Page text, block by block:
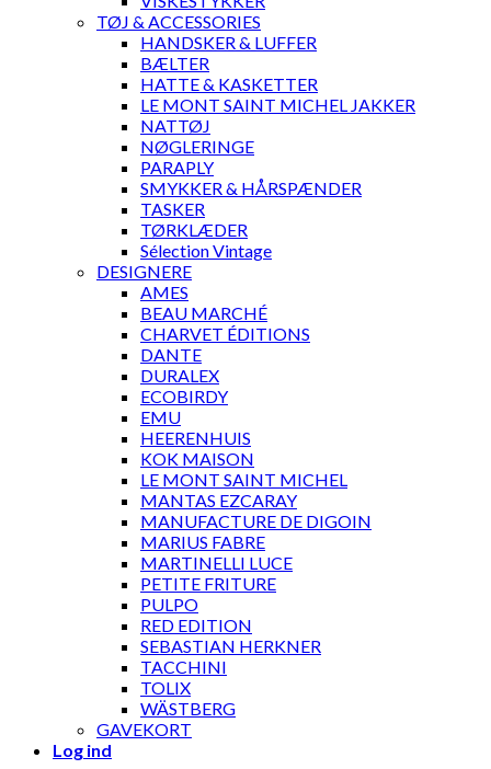
TØJ & ACCESSORIES
HANDSKER & LUFFER
BÆLTER
HATTE & KASKETTER
LE MONT SAINT MICHEL JAKKER
NATTØJ
NØGLERINGE
PARAPLY
SMYKKER & HÅRSPÆNDER
TASKER
TØRKLÆDER
Sélection Vintage
DESIGNERE
AMES
BEAU MARCHÉ
CHARVET ÉDITIONS
DANTE
DURALEX
ECOBIRDY
EMU
HEERENHUIS
KOK MAISON
LE MONT SAINT MICHEL
MANTAS EZCARAY
MANUFACTURE DE DIGOIN
MARIUS FABRE
MARTINELLI LUCE
PETITE FRITURE
PULPO
RED EDITION
SEBASTIAN HERKNER
TACCHINI
TOLIX
WÄSTBERG
GAVEKORT
Log ind